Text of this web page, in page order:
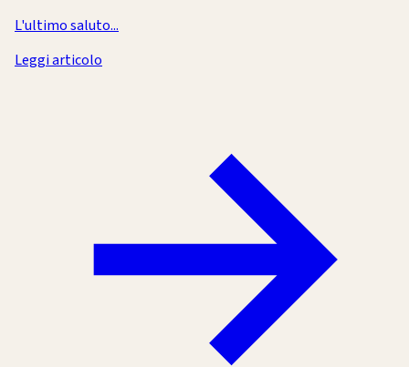
L'ultimo saluto...
Leggi articolo